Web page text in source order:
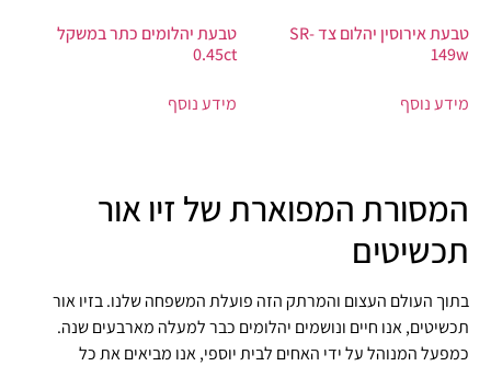
טבעת אירוסין יהלום צד SR-
149w
מידע נוסף
טבעת יהלומים כתר במשקל
0.45ct
מידע נוסף
המסורת המפוארת של זיו אור
תכשיטים
בתוך העולם העצום והמרתק הזה פועלת המשפחה שלנו. בזיו אור
תכשיטים, אנו חיים ונושמים יהלומים כבר למעלה מארבעים שנה.
כמפעל המנוהל על ידי האחים לבית יוספי, אנו מביאים את כל